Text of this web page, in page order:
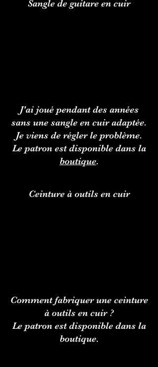
Sangle de guitare en cuir
J'ai joué pendant des années
sans une sangle en cuir adaptée.
Je viens de régler le problème.
Le patron est disponible dans la
boutique.
Ceinture à outils en cuir
Comment fabriquer une ceinture
à outils en cuir ?
Le patron est disponible dans la
boutique.